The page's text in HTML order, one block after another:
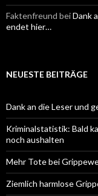
Faktenfreund beiDank
endet hier…
NEUESTE BEITRÄGE
Dank an die Leser und
Kriminalstatistik: Bald
noch aushalten
Mehr Tote bei
Ziemlich harmlose